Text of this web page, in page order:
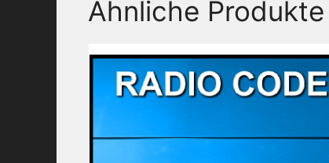
Ähnliche Produkte